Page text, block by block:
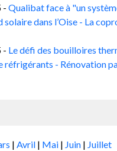
- Qualibat face à "un
dans l’Oise - La
- Le défi des bouilloires
réfrigérants - Rénovation
| Avril | Mai | Juin | Juillet